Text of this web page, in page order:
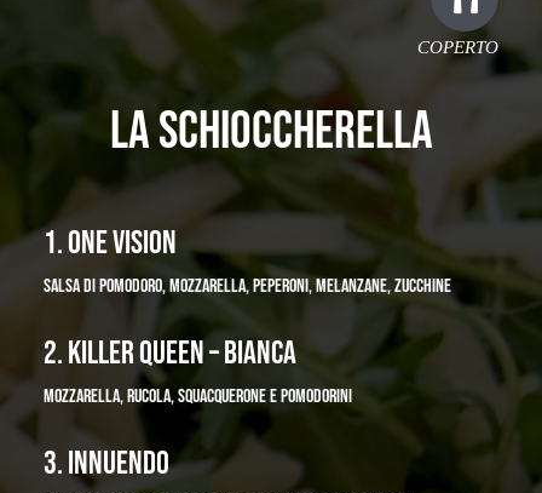
COPERTO
LA SCHIOCCHERELLA
1. ONE VISION
SALSA DI POMODORO, MOZZARELLA, PEPERONI, MELANZANE, ZUCCHINE
2. KILLER QUEEN – BIANCA
MOZZARELLA, RUCOLA, SQUACQUERONE E POMODORINI
3. INNUENDO